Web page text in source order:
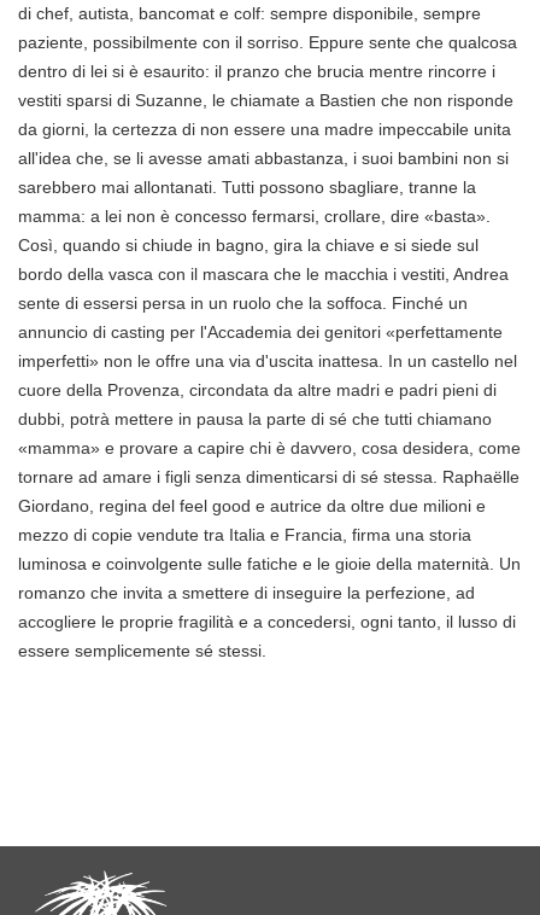
di chef, autista, bancomat e colf: sempre disponibile, sempre
paziente, possibilmente con il sorriso. Eppure sente che qualcosa
dentro di lei si è esaurito: il pranzo che brucia mentre rincorre i
vestiti sparsi di Suzanne, le chiamate a Bastien che non risponde
da giorni, la certezza di non essere una madre impeccabile unita
all'idea che, se li avesse amati abbastanza, i suoi bambini non si
sarebbero mai allontanati. Tutti possono sbagliare, tranne la
mamma: a lei non è concesso fermarsi, crollare, dire «basta».
Così, quando si chiude in bagno, gira la chiave e si siede sul
bordo della vasca con il mascara che le macchia i vestiti, Andrea
sente di essersi persa in un ruolo che la soffoca. Finché un
annuncio di casting per l'Accademia dei genitori «perfettamente
imperfetti» non le offre una via d'uscita inattesa. In un castello nel
cuore della Provenza, circondata da altre madri e padri pieni di
dubbi, potrà mettere in pausa la parte di sé che tutti chiamano
«mamma» e provare a capire chi è davvero, cosa desidera, come
tornare ad amare i figli senza dimenticarsi di sé stessa. Raphaëlle
Giordano, regina del feel good e autrice da oltre due milioni e
mezzo di copie vendute tra Italia e Francia, firma una storia
luminosa e coinvolgente sulle fatiche e le gioie della maternità. Un
romanzo che invita a smettere di inseguire la perfezione, ad
accogliere le proprie fragilità e a concedersi, ogni tanto, il lusso di
essere semplicemente sé stessi.